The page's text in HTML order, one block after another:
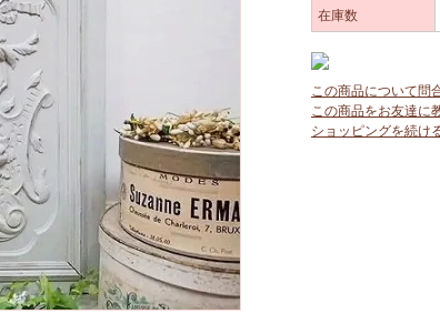
在庫数
この商品について問
この商品をお友達に
ショッピングを続け